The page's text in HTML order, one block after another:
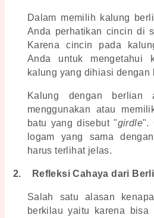
Dalam memilih kalung
Anda perhatikan cincin di
Karena cincin pada
Anda untuk mengetahui
kalung yang dihiasi dengan
Kalung dengan berlian
menggunakan atau
batu yang disebut "girdle".
logam yang sama
harus terlihat jelas.
2. Refleksi Cahaya dari
Salah satu alasan
berkilau yaitu karena bisa